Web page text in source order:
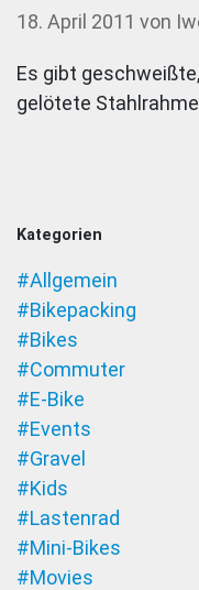
Kategorien
#Allgemein
#Bikepacking
#Bikes
#Commuter
#E-Bike
#Events
#Gravel
#Kids
#Lastenrad
#Mini-Bikes
#Movies
18. April 2011 von
Es gibt
gelötete